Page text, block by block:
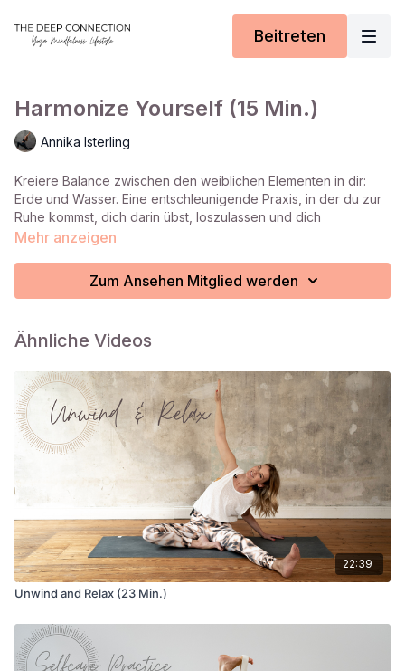
Beitreten
Harmonize Yourself (15 Min.)
Annika Isterling
Kreiere Balance zwischen den weiblichen Elementen in dir:
Erde und Wasser. Eine entschleunigende Praxis, in der du zur
Ruhe kommst, dich darin übst, loszulassen und dich
hinzugeben. Viel Freude!
Mehr anzeigen
Zum Ansehen Mitglied werden
Ähnliche Videos
22:39
Unwind and Relax (23 Min.)